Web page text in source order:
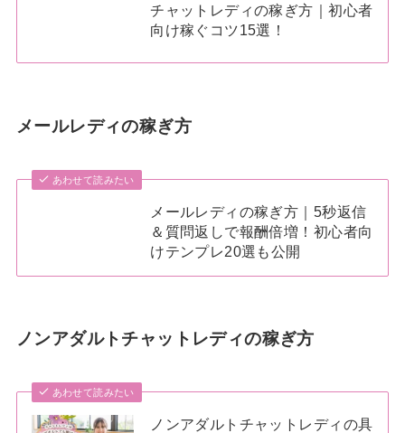
チャットレディの稼ぎ方｜初心者
向け稼ぐコツ15選！
メールレディの稼ぎ方
あわせて読みたい
メールレディの稼ぎ方｜5秒返信
＆質問返しで報酬倍増！初心者向
けテンプレ20選も公開
ノンアダルトチャットレディの稼ぎ方
あわせて読みたい
ノンアダルトチャットレディの具